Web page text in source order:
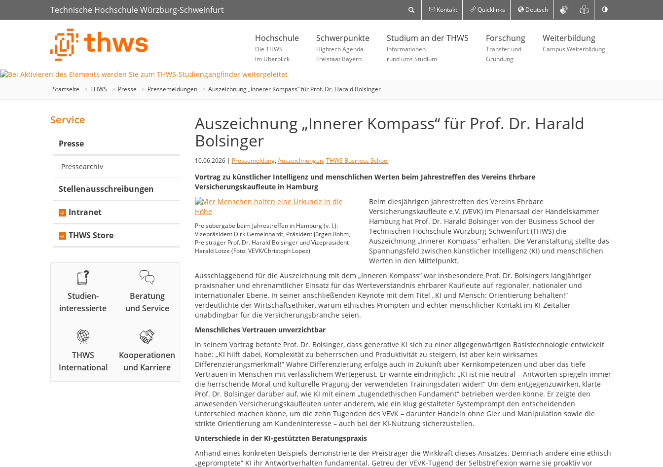
Technische Hochschule Würzburg-Schweinfurt Kontakt Quicklinks Deutsch
Hochschule
Die THWS
im Überblick
Schwerpunkte
Hightech Agenda
Freistaat Bayern
Studium an der THWS
Informationen
rund ums Studium
Forschung
Transfer und
Gründung
Weiterbildung
Campus Weiterbildung
Startseite THWS Presse Pressemeldungen Auszeichnung „Innerer Kompass“ für Prof. Dr. Harald Bolsinger
Auszeichnung „Innerer Kompass“ für Prof. Dr. Harald
Bolsinger
10.06.2026 | Pressemeldung, Auszeichnungen, THWS Business School
Vortrag zu künstlicher Intelligenz und menschlichen Werten beim Jahrestreffen des Vereins Ehrbare
Versicherungskaufleute in Hamburg
Preisübergabe beim Jahrestreffen in Hamburg (v. l.):
Vizepräsident Dirk Gemeinhardt, Präsident Jürgen Rohm,
Preisträger Prof. Dr. Harald Bolsinger und Vizepräsident
Harald Lotze (Foto: VEVK/Christoph Lopez)
Beim diesjährigen Jahrestreffen des Vereins Ehrbare
Versicherungskaufleute e.V. (VEVK) im Plenarsaal der Handelskammer
Hamburg hat Prof. Dr. Harald Bolsinger von der Business School der
Technischen Hochschule Würzburg-Schweinfurt (THWS) die
Auszeichnung „Innerer Kompass“ erhalten. Die Veranstaltung stellte das
Spannungsfeld zwischen künstlicher Intelligenz (KI) und menschlichen
Werten in den Mittelpunkt.
Ausschlaggebend für die Auszeichnung mit dem „Inneren Kompass“ war insbesondere Prof. Dr. Bolsingers langjähriger
praxisnaher und ehrenamtlicher Einsatz für das Werteverständnis ehrbarer Kaufleute auf regionaler, nationaler und
internationaler Ebene. In seiner anschließenden Keynote mit dem Titel „KI und Mensch: Orientierung behalten!“
verdeutlichte der Wirtschaftsethiker, warum ethisches Prompten und echter menschlicher Kontakt im KI-Zeitalter
unabdingbar für die Versicherungsbranche seien.
Menschliches Vertrauen unverzichtbar
In seinem Vortrag betonte Prof. Dr. Bolsinger, dass generative KI sich zu einer allgegenwärtigen Basistechnologie entwickelt
habe: „KI hilft dabei, Komplexität zu beherrschen und Produktivität zu steigern, ist aber kein wirksames
Differenzierungsmerkmal!“ Wahre Differenzierung erfolge auch in Zukunft über Kernkompetenzen und über das tiefe
Vertrauen in Menschen mit verlässlichem Wertegerüst. Er warnte eindringlich: „KI ist nie neutral – Antworten spiegeln immer
die herrschende Moral und kulturelle Prägung der verwendeten Trainingsdaten wider!“ Um dem entgegenzuwirken, klärte
Prof. Dr. Bolsinger darüber auf, wie KI mit einem „tugendethischen Fundament“ betrieben werden könne. Er zeigte den
anwesenden Versicherungskaufleuten unter anderem, wie ein klug gestalteter Systemprompt den entscheidenden
Unterschied machen könne, um die zehn Tugenden des VEVK – darunter Handeln ohne Gier und Manipulation sowie die
strikte Orientierung am Kundeninteresse – auch bei der KI-Nutzung sicherzustellen.
Unterschiede in der KI-gestützten Beratungspraxis
Anhand eines konkreten Beispiels demonstrierte der Preisträger die Wirkkraft dieses Ansatzes. Demnach ändere eine ethisch
„gepromptete“ KI ihr Antwortverhalten fundamental. Getreu der VEVK-Tugend der Selbstreflexion warne sie proaktiv vor
Service
Presse
Pressearchiv
Stellenausschreibungen
Intranet
THWS Store
Studien-
interessierte
Beratung
und Service
THWS
International
Kooperationen
und Karriere